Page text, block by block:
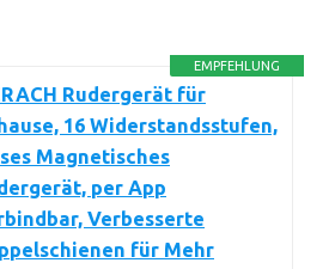
EMPFEHLUNG
Rudergerät für
16 Widerstandsstufen,
Magnetisches
per App
Verbesserte
für Mehr